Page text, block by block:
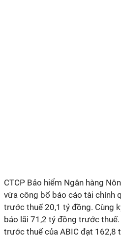
CTCP Bảo hiểm Ngân hàng
vừa công bố báo cáo tài chính
trước thuế 20,1 tỷ đồng. Cùng
báo lãi 71,2 tỷ đồng trước
trước thuế của ABIC đạt 162,8